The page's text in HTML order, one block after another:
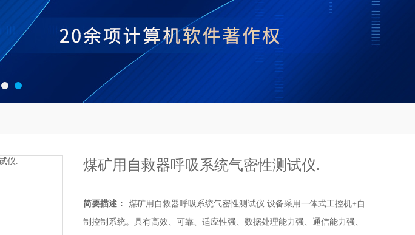
煤矿用自救器呼吸系统气密性测试仪.
简要描述：
煤矿用自救器呼吸系统气密性测试仪.设备采用一体式工控机+自
制控制系统。具有高效、可靠、适应性强、数据处理能力强、通信能力强、